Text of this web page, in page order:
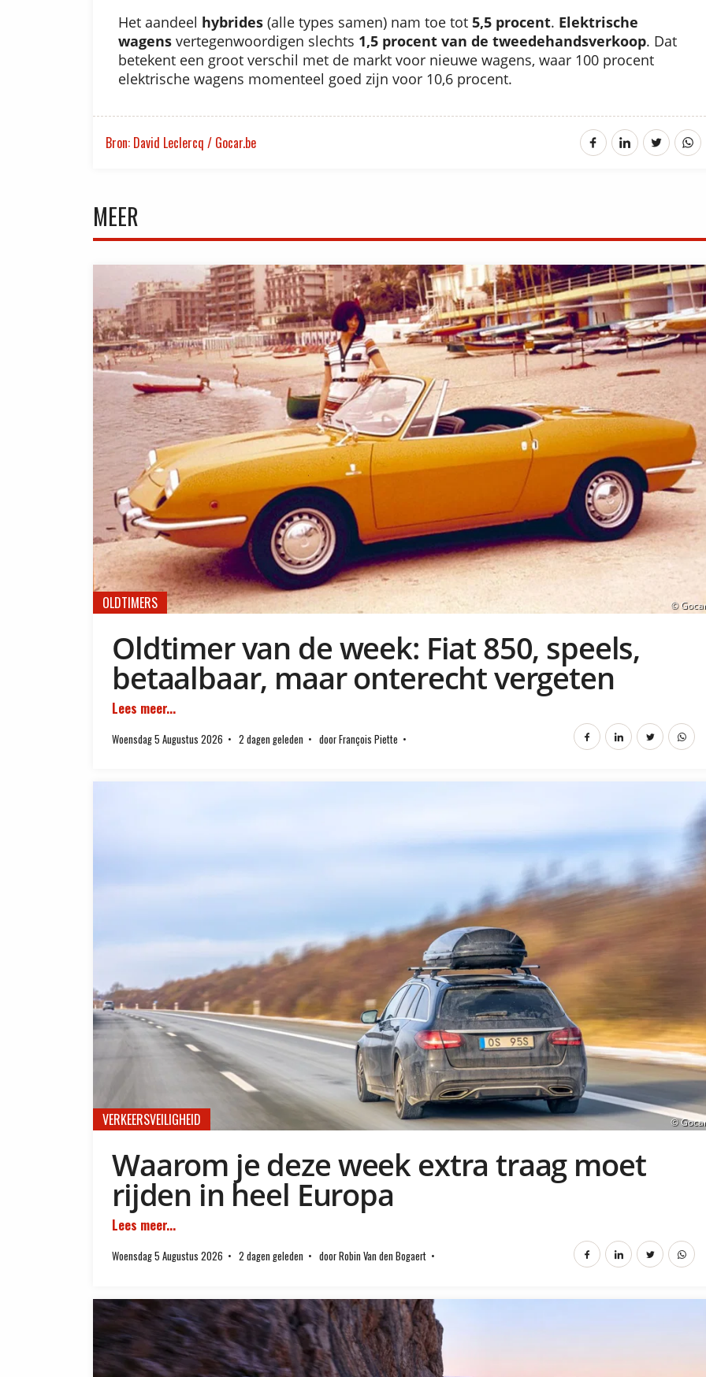
Het aandeel hybrides (alle types samen) nam toe tot 5,5 procent. Elektrische
wagens vertegenwoordigen slechts 1,5 procent van de tweedehandsverkoop. Dat
betekent een groot verschil met de markt voor nieuwe wagens, waar 100 procent
elektrische wagens momenteel goed zijn voor 10,6 procent.
Bron: David Leclercq / Gocar.be
MEER
©
OLDTIMERS
Oldtimer van de week: Fiat 850, speels,
betaalbaar, maar onterecht vergeten
Lees meer...
Woensdag 5 Augustus 2026 2 dagen geleden door François Piette
©
VERKEERSVEILIGHEID
Waarom je deze week extra traag moet
rijden in heel Europa
Lees meer...
Woensdag 5 Augustus 2026 2 dagen geleden door Robin Van den Bogaert